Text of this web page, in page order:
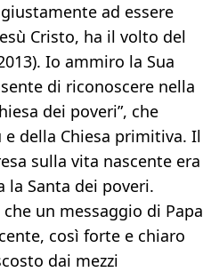
ad essere
Cristo, ha il volto del
Io ammiro la Sua
di riconoscere nella
dei poveri”, che
e della Chiesa primitiva. Il
sulla vita nascente era
la Santa dei poveri.
un messaggio di Papa
così forte e chiaro
dai mezzi